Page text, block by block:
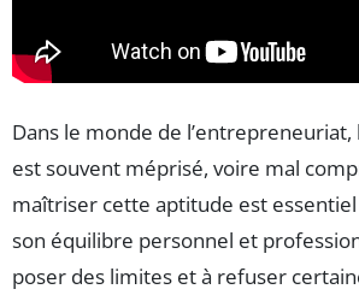
Dans le monde de l’entrepreneuriat,
est souvent méprisé, voire mal
maîtriser cette aptitude est
son équilibre personnel et
poser des limites et à refuser